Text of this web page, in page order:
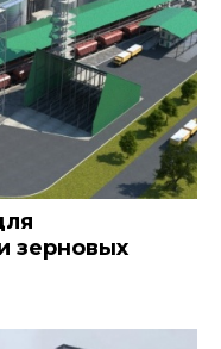
зерновых